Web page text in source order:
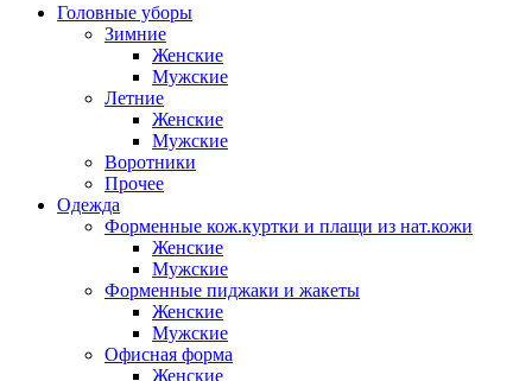
Головные уборы
Зимние
Женские
Мужские
Летние
Женские
Мужские
Воротники
Прочее
Одежда
Форменные кож.куртки и плащи из нат.кожи
Женские
Мужские
Форменные пиджаки и жакеты
Женские
Мужские
Офисная форма
Женские